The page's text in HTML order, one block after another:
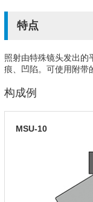
特点
照射由特殊镜头发出的
痕、凹陷。可使用附带
构成例
MSU-10